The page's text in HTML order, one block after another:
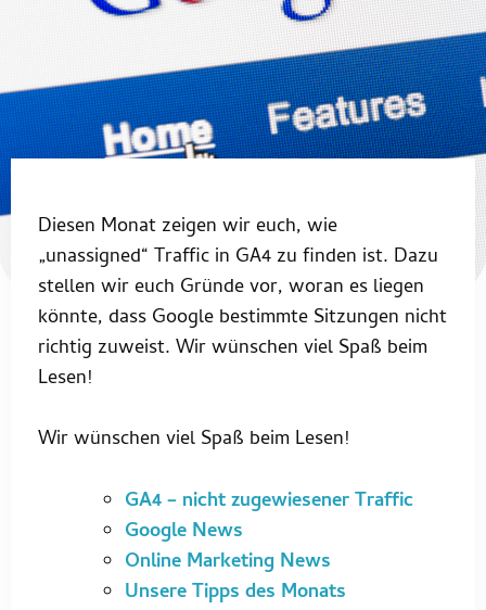
Diesen Monat zeigen wir euch, wie
„unassigned“ Traffic in GA4 zu finden ist. Dazu
stellen wir euch Gründe vor, woran es liegen
könnte, dass Google bestimmte Sitzungen nicht
richtig zuweist. Wir wünschen viel Spaß beim
Lesen!
Wir wünschen viel Spaß beim Lesen!
GA4 – nicht zugewiesener Traffic
Google News
Online Marketing News
Unsere Tipps des Monats